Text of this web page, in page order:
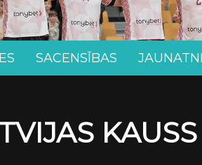
SACENSĪBAS